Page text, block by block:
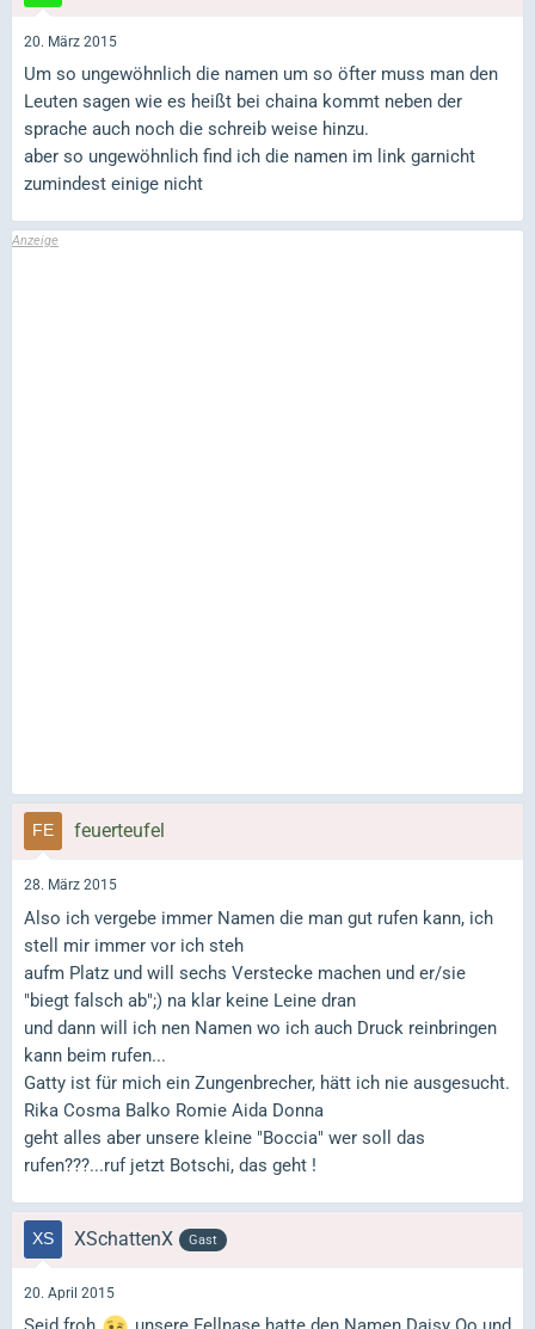
20. März 2015
Um so ungewöhnlich die namen um so öfter muss man den
Leuten sagen wie es heißt bei chaina kommt neben der
sprache auch noch die schreib weise hinzu.
aber so ungewöhnlich find ich die namen im link garnicht
zumindest einige nicht
feuerteufel
28. März 2015
Also ich vergebe immer Namen die man gut rufen kann, ich
stell mir immer vor ich steh
aufm Platz und will sechs Verstecke machen und er/sie
"biegt falsch ab";) na klar keine Leine dran
und dann will ich nen Namen wo ich auch Druck reinbringen
kann beim rufen...
Gatty ist für mich ein Zungenbrecher, hätt ich nie ausgesucht.
Rika Cosma Balko Romie Aida Donna
geht alles aber unsere kleine "Boccia" wer soll das
rufen???...ruf jetzt Botschi, das geht !
XSchattenX Gast
20. April 2015